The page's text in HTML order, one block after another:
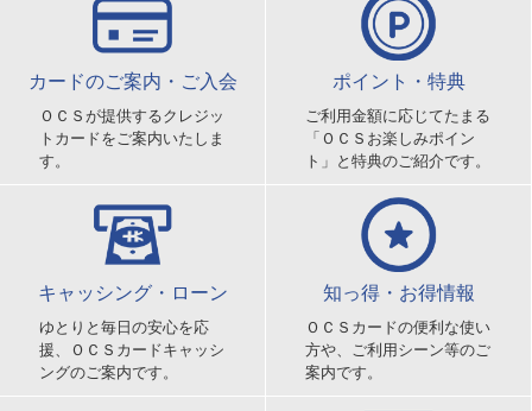
カードのご案内・ご入会
ＯＣＳが提供するクレジッ
トカードをご案内いたしま
す。
ポイント・特典
ご利用金額に応じてたまる
「ＯＣＳお楽しみポイン
ト」と特典のご紹介です。
キャッシング・ローン
ゆとりと毎日の安心を応
援、ＯＣＳカードキャッシ
ングのご案内です。
知っ得・お得情報
ＯＣＳカードの便利な使い
方や、ご利用シーン等のご
案内です。